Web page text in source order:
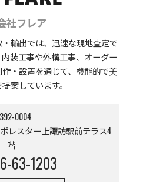
社フレア
輸出では、迅速な現地査定で
装工事や外構工事、オーダー
・設置を通じて、機能的で美
案しています。
0004
レスター上諏訪駅前テラス4
階
63-1203